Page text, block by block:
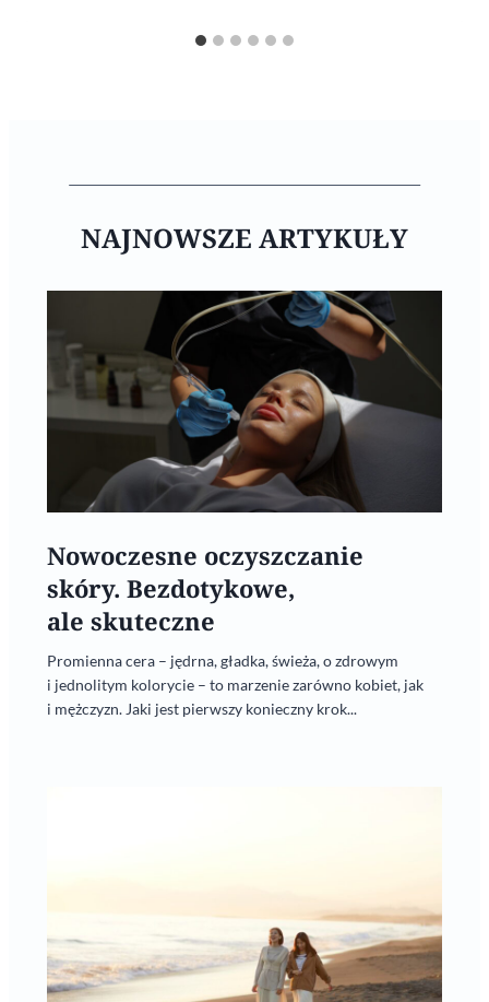
NAJNOWSZE ARTYKUŁY
Nowoczesne oczyszczanie
skóry. Bezdotykowe,
ale skuteczne
Promienna cera – jędrna, gładka, świeża, o zdrowym
i jednolitym kolorycie – to marzenie zarówno kobiet, jak
i mężczyzn. Jaki jest pierwszy konieczny krok...